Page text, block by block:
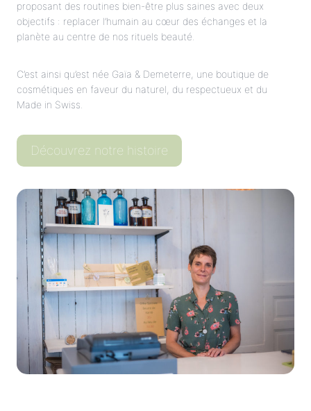
proposant des routines bien-être plus saines avec deux
objectifs : replacer l’humain au cœur des échanges et la
planète au centre de nos rituels beauté.
C’est ainsi qu’est née Gaïa & Demeterre, une boutique de
cosmétiques en faveur du naturel, du respectueux et du
Made in Swiss.
Découvrez notre histoire